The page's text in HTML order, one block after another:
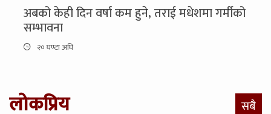
अबको केही दिन वर्षा कम हुने, तराई मधेशमा गर्मीको
सम्भावना
२० घण्टा अघि
लोकप्रिय सबै